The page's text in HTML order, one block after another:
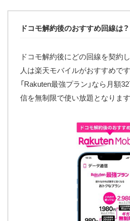
ドコモ解約後のおすすめ回線は？
ドコモ解約後にどの回線を契約
人は楽天モバイルがおすすめで
「Rakuten最強プラン」なら月額
信を無制限で使い放題となります